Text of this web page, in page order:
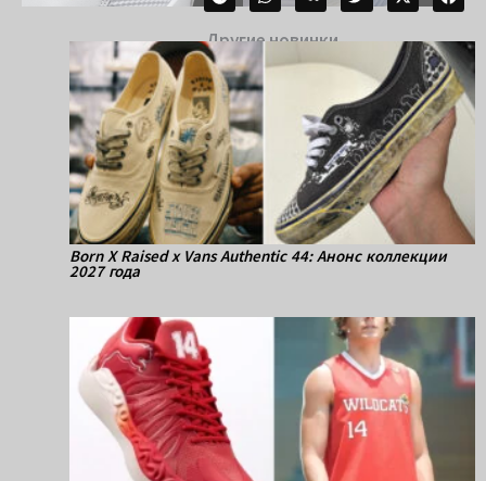
Другие новинки
Born X Raised x Vans Authentic 44: Анонс коллекции
2027 года